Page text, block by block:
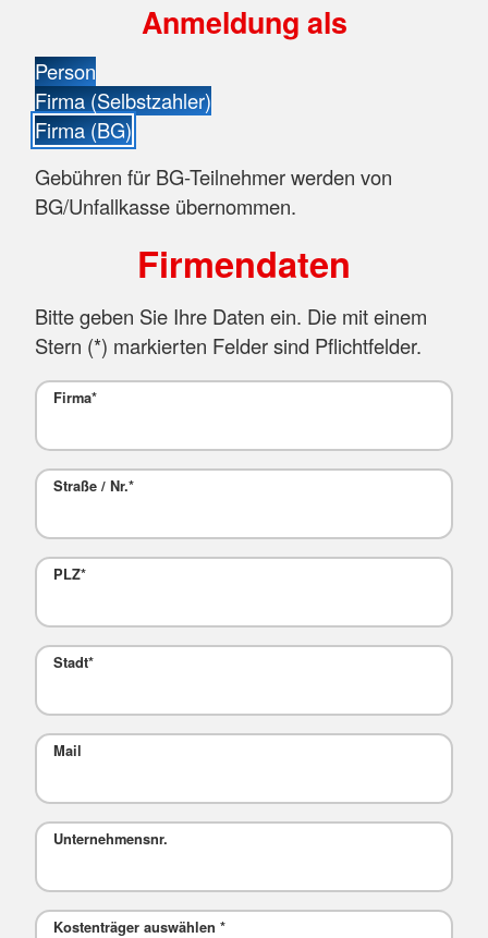
Anmeldung als
Person
Firma (Selbstzahler)
Firma (BG)
Gebühren für BG-Teilnehmer werden von
BG/Unfallkasse übernommen.
Firmendaten
Bitte geben Sie Ihre Daten ein. Die mit einem
Stern (*) markierten Felder sind Pflichtfelder.
Firma*
Straße / Nr.*
PLZ*
Stadt*
Mail
Unternehmensnr.
Kostenträger auswählen *